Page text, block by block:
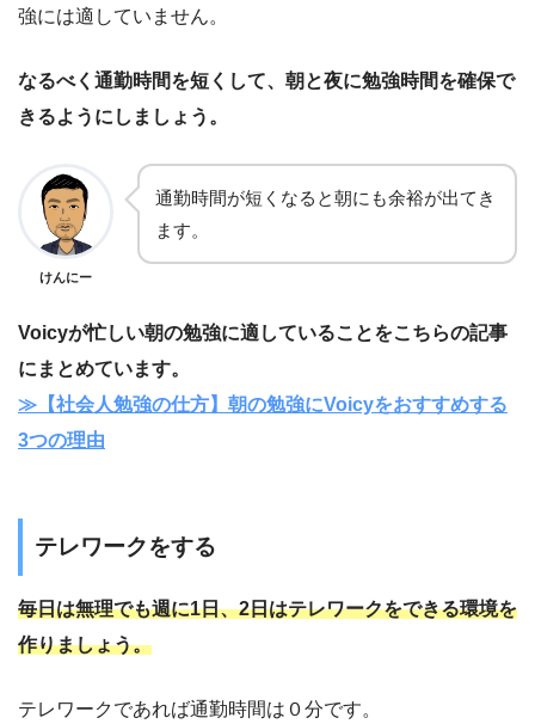
強には適していません。
なるべく通勤時間を短くして、朝と夜に勉強時間を確保で
きるようにしましょう。
けんにー
通勤時間が短くなると朝にも余裕が出てき
ます。
Voicyが忙しい朝の勉強に適していることをこちらの記事
にまとめています。
≫【社会人勉強の仕方】朝の勉強にVoicyをおすすめする
3つの理由
テレワークをする
毎日は無理でも週に1日、2日はテレワークをできる環境を
作りましょう。
テレワークであれば通勤時間は０分です。